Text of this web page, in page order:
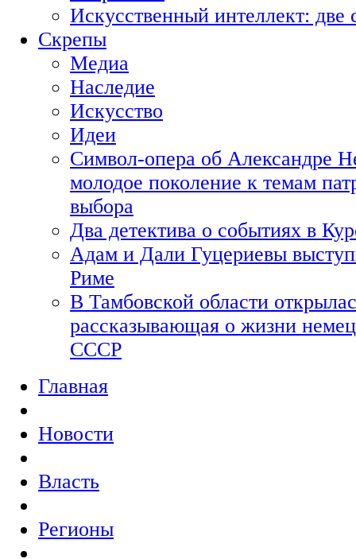
Искусственный интеллект:
Скрепы
Медиа
Наследие
Искусство
Идеи
Символ-опера об Александре
молодое поколение к темам
выбора
Два детектива о событиях в
Адам и Дали Гуцериевы
Риме
В Тамбовской области
рассказывающая о жизни
СССР
Главная
Новости
Власть
Регионы